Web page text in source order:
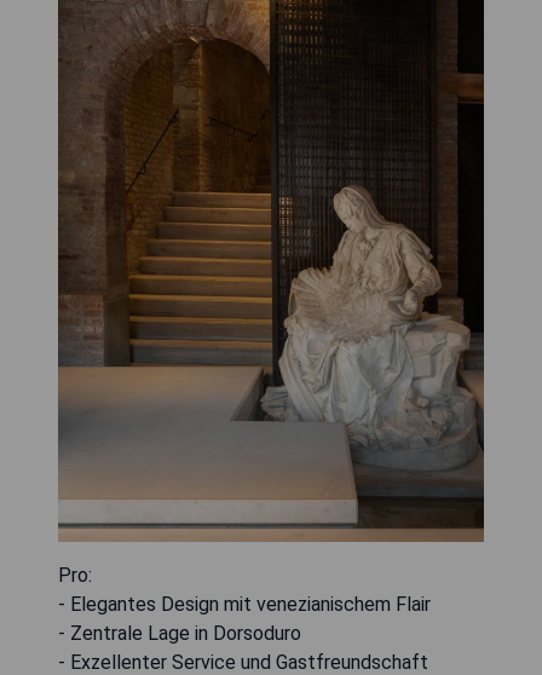
Pro:
- Elegantes Design mit venezianischem Flair
- Zentrale Lage in Dorsoduro
- Exzellenter Service und Gastfreundschaft